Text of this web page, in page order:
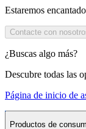
Estaremos
Contacte con
¿Buscas algo más?
Descubre todas las
Página de inicio de
Productos de